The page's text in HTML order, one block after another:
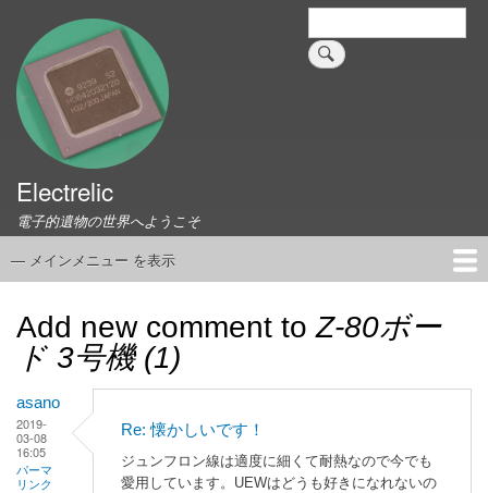
検
索
Electrelic
電子的遺物の世界へようこそ
メ
メ
ー
— メインメニュー を表示
Add new comment toZ-80ボー
ド 3号機 (1)
asano
2019-
03-08
16:05
パーマ
リンク
Re: 懐かしいです！
ジュンフロン線は適度に細くて耐熱なので今でも
愛用しています。UEWはどうも好きになれないの